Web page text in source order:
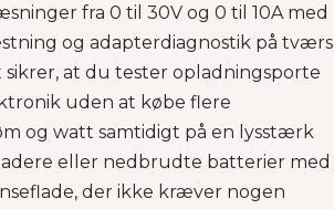
fra 0 til 30V og 0 til 10A med
og adapterdiagnostik på tværs
sikrer, at du tester opladningsporte
uden at købe flere
og watt samtidigt på en lysstærk
eller nedbrudte batterier med
der ikke kræver nogen